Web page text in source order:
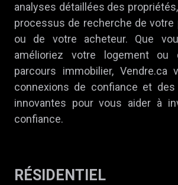
analyses détaillées des
processus de recherche de votre
ou de votre acheteur. Que
amélioriez votre logement ou
parcours immobilier,
connexions de confiance et
innovantes pour vous aider à
confiance.
RÉSIDENTIEL